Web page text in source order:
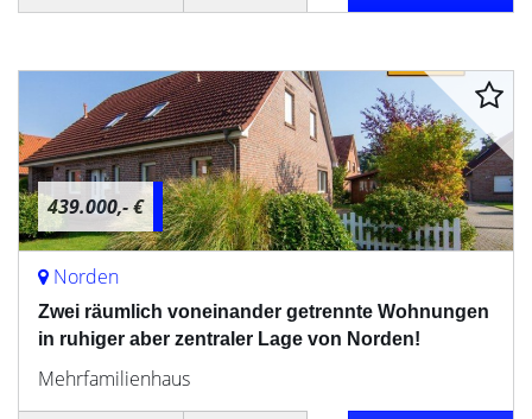
439.000,- €
Norden
Zwei räumlich voneinander getrennte Wohnungen
in ruhiger aber zentraler Lage von Norden!
Mehrfamilienhaus